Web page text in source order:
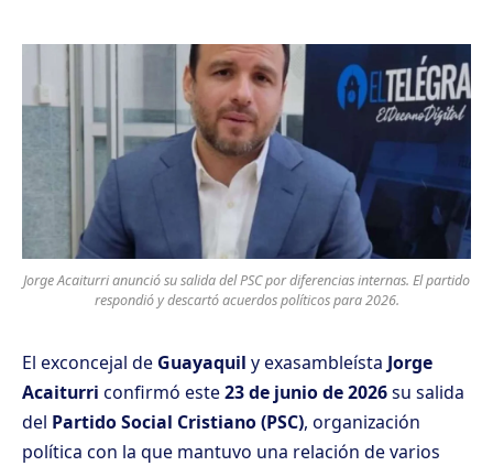
Jorge Acaiturri anunció su salida del PSC por diferencias internas. El partido
respondió y descartó acuerdos políticos para 2026.
El exconcejal de Guayaquil y exasambleísta Jorge
Acaiturri confirmó este23 de junio de 2026su salida
del Partido Social Cristiano (PSC), organización
política con la que mantuvo una relación de varios